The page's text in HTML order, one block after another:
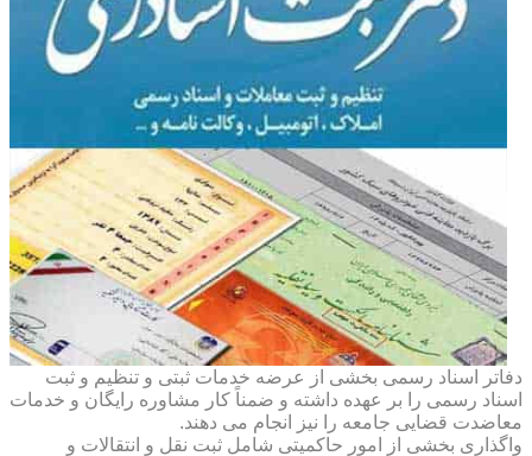
دفاتر اسناد رسمی بخشی از عرضه خدمات ثبتی و تنظیم و ثبت
اسناد رسمی را بر عهده داشته و ضمناً کار مشاوره رایگان و خدمات
معاضدت قضایی جامعه را نیز انجام می دهند.
واگذاری بخشی از امور حاکمیتی شامل ثبت نقل و انتقالات و